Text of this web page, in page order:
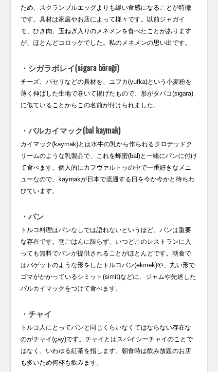
ため、スクランブルエッグよりも緩い食感になることが特徴
です。具材は家庭やお店によって様々です。以前ジャガイ
モ、ひき肉、玉ねぎ入りのメネメンを食べたことがあります
が、ほとんどコロッケでした。私のメネメンの思い出です。
・シガラボレイ(sigara böreği)
チーズ、パセリなどの具材を、ユフカ(yufka)という小麦粉を
薄く伸ばした生地で巻いて揚げたもので、形がタバコ(sigara)
に似ていることからこの名前が付けられました。
・バルカイマック(bal kaymak)
カイマック(kaymak)とは水牛の乳から作られるクロテッドク
リームのような乳製品で、これを蜂蜜(bal)と一緒にパンに付け
て食べます。個人的にカフヴァルトゥの中で一番好きなメニ
ューなので、kaymakが日本で流通する日を今か今かと待ちわ
びています。
・パン
トルコ料理はパンなしでは語れないというほど、パンは重要
な存在です。朝ごはんに限らず、いつどこのレストランに入
っても無料でパンが提供されることがほとんどです。朝食で
はバゲットのような形をしたトルコパン(ekmek)や、丸い形で
ゴマがかかっているシミット(simit)などに、ジャムや先述した
バルカイマックをつけて食べます。
・チャイ
トルコ人にとってパンと同じくらいなくてはならない存在な
のがチャイ(çay)です。チャイとはスパイシーチャイのことで
はなく、いわゆる紅茶を指します。朝食時は飲み放題のお店
も多いため何杯も飲みます。